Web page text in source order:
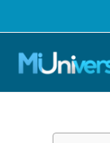
al
contenido